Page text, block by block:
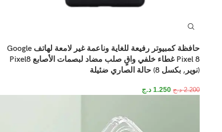
حافظة كمبيوتر رفيعة للغاية وناعمة غير لامعة لهاتف Google
Pixel 8 غطاء خلفي واقٍ صلب مضاد لبصمات الأصابع Pixel8
(نوير, بكسل 8) حالة الصاري ضئيلة
2.200 د.ج 1.250 د.ج